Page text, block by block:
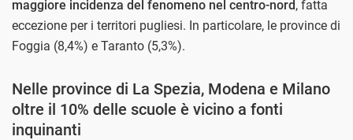
maggiore incidenza del fenomeno nel centro-nord, fatta
eccezione per i territori pugliesi. In particolare, le province di
Foggia (8,4%) e Taranto (5,3%).
Nelle province di La Spezia, Modena e Milano
oltre il 10% delle scuole è vicino a fonti
inquinanti